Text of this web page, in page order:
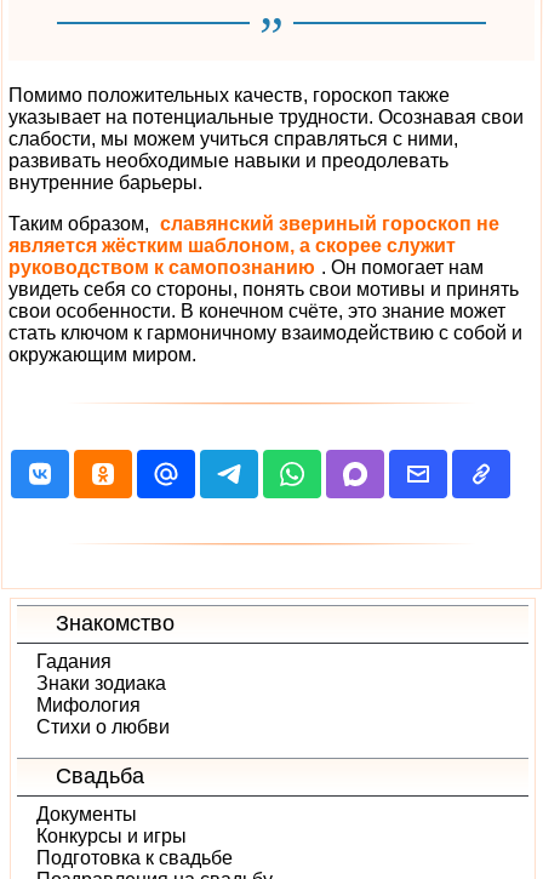
Помимо положительных качеств, гороскоп также
указывает на потенциальные трудности. Осознавая свои
слабости, мы можем учиться справляться с ними,
развивать необходимые навыки и преодолевать
внутренние барьеры.
Таким образом, славянский звериный гороскоп не
является жёстким шаблоном, а скорее служит
руководством к самопознанию . Он помогает нам
увидеть себя со стороны, понять свои мотивы и принять
свои особенности. В конечном счёте, это знание может
стать ключом к гармоничному взаимодействию с собой и
окружающим миром.
Знакомство
Гадания
Знаки зодиака
Мифология
Стихи о любви
Свадьба
Документы
Конкурсы и игры
Подготовка к свадьбе